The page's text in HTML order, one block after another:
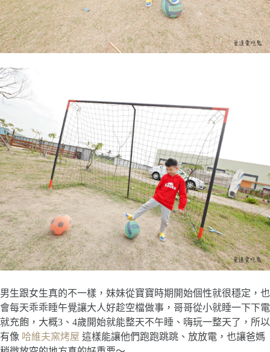
男生跟女生真的不一樣，妹妹從寶寶時期開始個性就很穩定，也
會每天乖乖睡午覺讓大人好趁空檔做事，哥哥從小就睡一下下電
就充飽，大概3、4歲開始就能整天不午睡、嗨玩一整天了，所以
有像 哈維夫窯烤屋 這樣能讓他們跑跑跳跳、放放電，也讓爸媽